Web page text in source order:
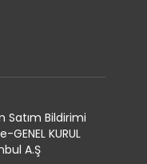
Satım Bildirimi
e-GENEL KURUL
A.Ş